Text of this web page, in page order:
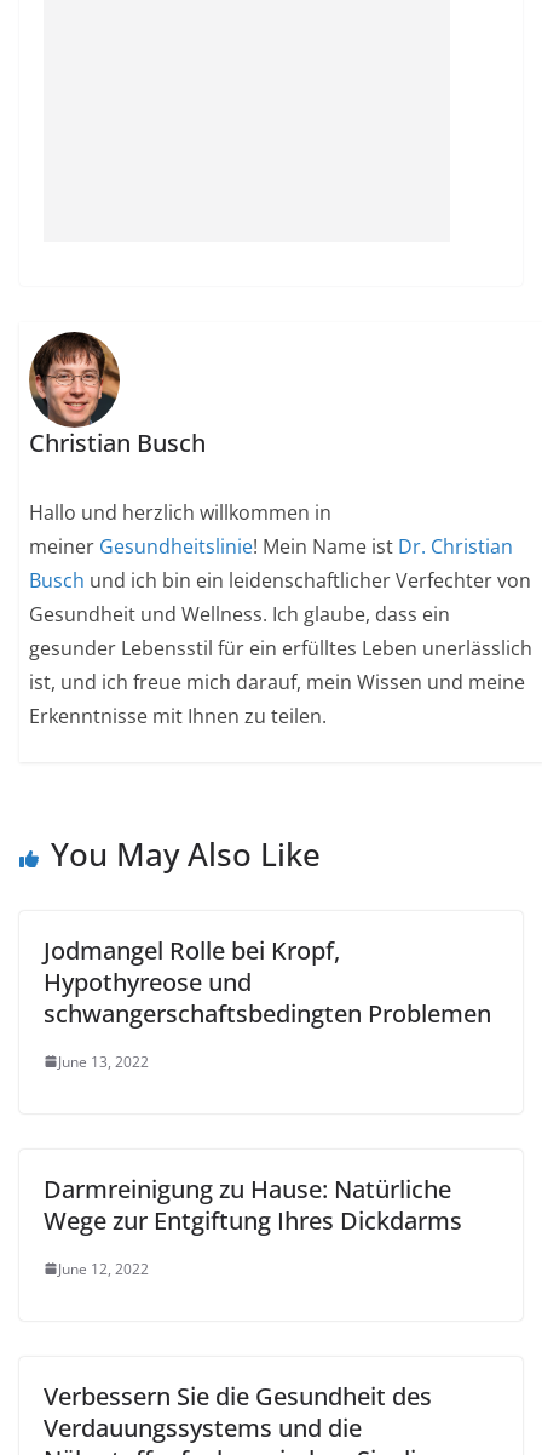
Christian Busch
Hallo und herzlich willkommen in
meiner Gesundheitslinie! Mein Name ist Dr. Christian
Busch und ich bin ein leidenschaftlicher Verfechter von
Gesundheit und Wellness. Ich glaube, dass ein
gesunder Lebensstil für ein erfülltes Leben unerlässlich
ist, und ich freue mich darauf, mein Wissen und meine
Erkenntnisse mit Ihnen zu teilen.
You May Also Like
Jodmangel Rolle bei Kropf,
Hypothyreose und
schwangerschaftsbedingten Problemen
June 13, 2022
Darmreinigung zu Hause: Natürliche
Wege zur Entgiftung Ihres Dickdarms
June 12, 2022
Verbessern Sie die Gesundheit des
Verdauungssystems und die